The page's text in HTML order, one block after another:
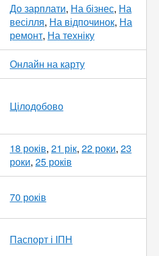
До зарплати, На бізнес, На
весілля, На відпочинок, На
ремонт, На техніку
Онлайн на карту
Цілодобово
18 років, 21 рік, 22 роки, 23
роки, 25 років
70 років
Паспорт і ІПН